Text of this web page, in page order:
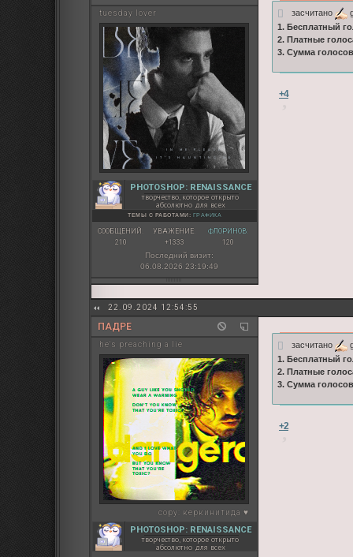
tuesday lover
PHOTOSHOP: RENAISSANCE
творчество, которое открыто
абсолютно для всех
ТЕМЫ С РАБОТАМИ: ГРАФИКА
СООБЩЕНИЙ:
210
УВАЖЕНИЕ:
+1333
ФЛОРИНОВ:
120
Последний визит:
06.08.2026 23:19:49
засчитано
1. Бесплатный
2. Платные
3. Сумма
+4
22.09.2024 12:54:55
ПАДРЕ
he's preaching a lie
copy: керкинитида ♥
PHOTOSHOP: RENAISSANCE
творчество, которое открыто
абсолютно для всех
засчитано
1. Бесплатный
2. Платные
3. Сумма
+2